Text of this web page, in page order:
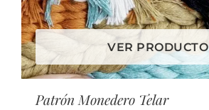
VER PRODUCTO
Patrón Monedero Telar